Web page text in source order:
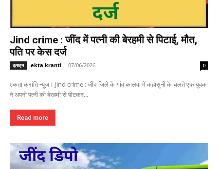
Jind crime : जींद में पत्नी की बेरहमी से पिटाई, मौत,
पति पर केस दर्ज
क्राइम ekta kranti - 07/06/2026 0
एकता क्रांति न्यूज। Jind crime : जींद जिले के गांव कालवा में कहासुनी के चलते एक युवक
ने अपनी पत्नी की बेरहमी से पीटकर...
Read more